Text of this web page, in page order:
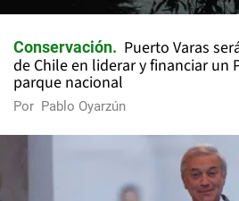
Conservación
Puerto Varas
de Chile en liderar y financiar un
parque nacional
Por Pablo Oyarzún